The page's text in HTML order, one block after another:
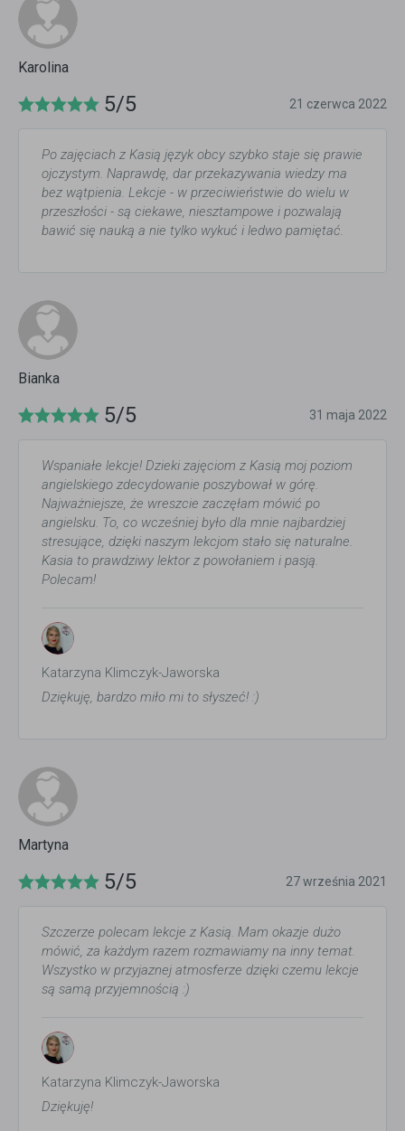
Karolina
5/5 21 czerwca 2022
Po zajęciach z Kasią język obcy szybko staje się prawie
ojczystym. Naprawdę, dar przekazywania wiedzy ma
bez wątpienia. Lekcje - w przeciwieństwie do wielu w
przeszłości - są ciekawe, niesztampowe i pozwalają
bawić się nauką a nie tylko wykuć i ledwo pamiętać.
Bianka
5/5 31 maja 2022
Wspaniałe lekcje! Dzieki zajęciom z Kasią moj poziom
angielskiego zdecydowanie poszybował w górę.
Najważniejsze, że wreszcie zaczęłam mówić po
angielsku. To, co wcześniej było dla mnie najbardziej
stresujące, dzięki naszym lekcjom stało się naturalne.
Kasia to prawdziwy lektor z powołaniem i pasją.
Polecam!
Katarzyna Klimczyk-Jaworska
Dziękuję, bardzo miło mi to słyszeć! :)
Martyna
5/5 27 września 2021
Szczerze polecam lekcje z Kasią. Mam okazje dużo
mówić, za każdym razem rozmawiamy na inny temat.
Wszystko w przyjaznej atmosferze dzięki czemu lekcje
są samą przyjemnością :)
Katarzyna Klimczyk-Jaworska
Dziękuję!